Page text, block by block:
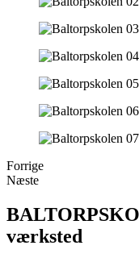
Forrige
Næste
værksted